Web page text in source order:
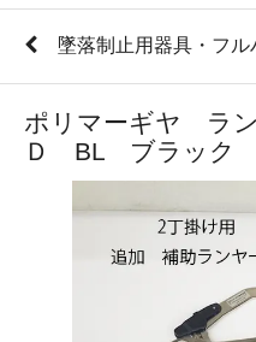
墜落制止用器具・フ
ポリマーギヤ ラ
Ｄ BL ブラック